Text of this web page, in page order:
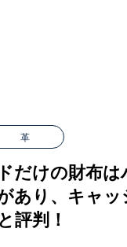
革
だけの財布は
あり、キャ
評判！